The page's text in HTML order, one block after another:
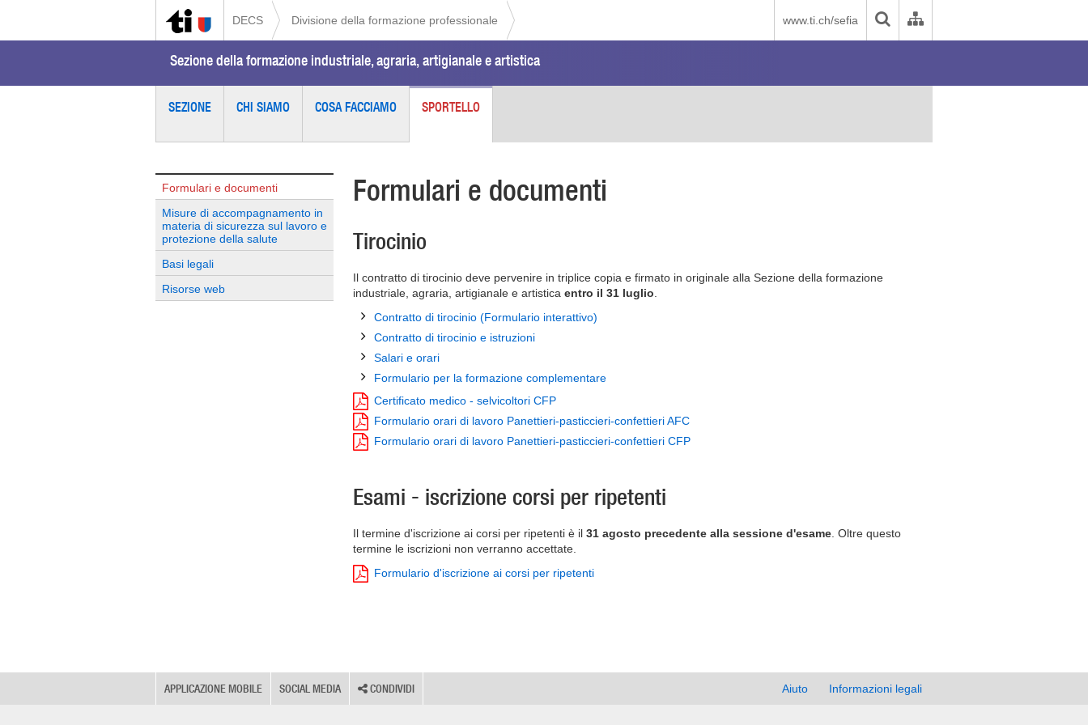
DECS Divisione della formazione professionale www.ti.ch/sefia
Sezione della formazione industriale, agraria, artigianale e artistica
SEZIONE CHI SIAMO COSA FACCIAMO SPORTELLO
Formulari e documenti
Misure di accompagnamento in
materia di sicurezza sul lavoro e
protezione della salute
Basi legali
Risorse web
Formulari e documenti
Tirocinio
Il contratto di tirocinio deve pervenire in triplice copia e firmato in originale alla Sezione della formazione
industriale, agraria, artigianale e artistica entro il 31 luglio
Contratto di tirocinio (Formulario interattivo)
Contratto di tirocinio e istruzioni
Salari e orari
Formulario per la formazione complementare
Certificato medico - selvicoltori CFP
Formulario orari di lavoro Panettieri-pasticcieri-confettieri AFC
Formulario orari di lavoro Panettieri-pasticcieri-confettieri CFP
Esami - iscrizione corsi per ripetenti
Il termine d'iscrizione ai corsi per ripetenti è il 31 agosto precedente alla sessione d'esame . Oltre questo
termine le iscrizioni non verranno accettate.
Formulario d'iscrizione ai corsi per ripetenti
APPLICAZIONE MOBILE SOCIAL MEDIA CONDIVIDI Aiuto Informazioni legali